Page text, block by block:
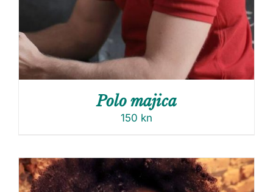
Polo majica
150 kn